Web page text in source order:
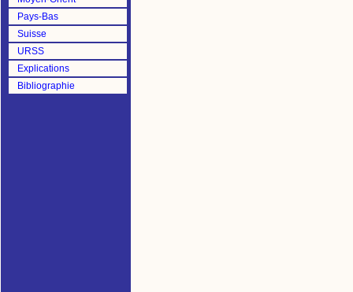
Pays-Bas
Suisse
URSS
Explications
Bibliographie